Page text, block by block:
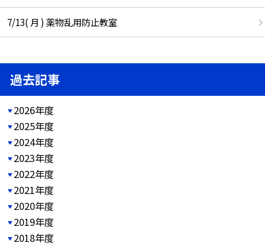
7/13( 月 ) 薬物乱用防止教室
過去記事
2026年度
2025年度
2024年度
2023年度
2022年度
2021年度
2020年度
2019年度
2018年度